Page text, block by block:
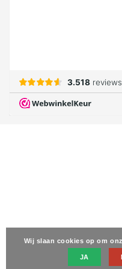
Wij slaan cookies op om
JA